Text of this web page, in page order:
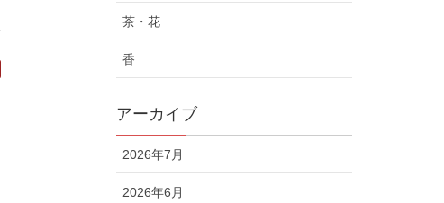
茶・花
香
アーカイブ
2026年7月
2026年6月